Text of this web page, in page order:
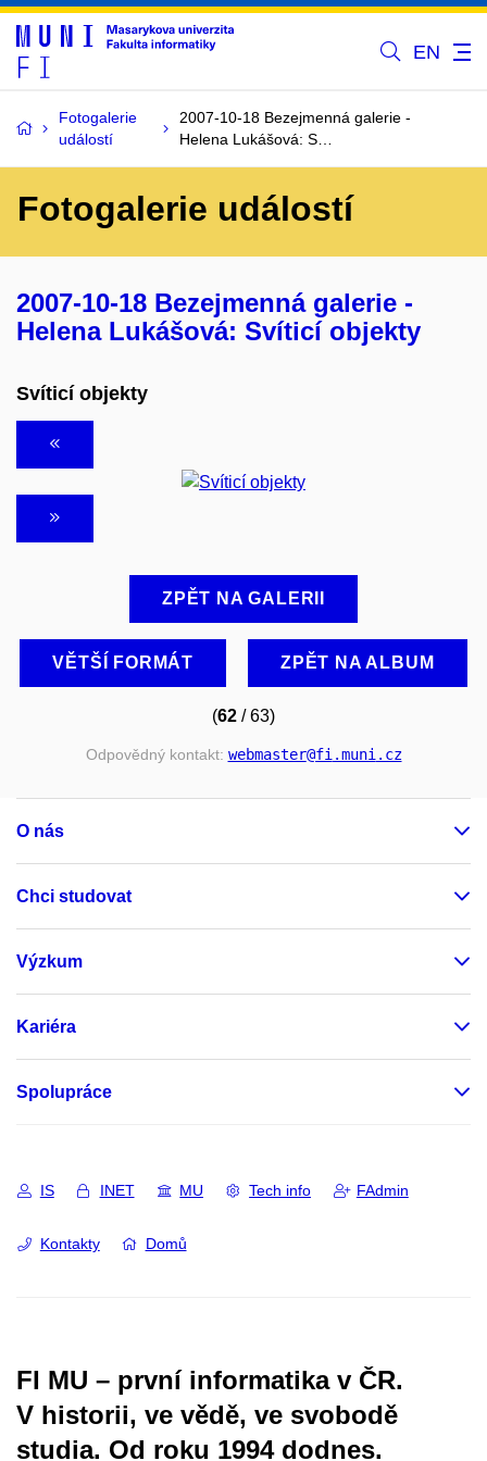
EN
Fotogalerie
událostí
2007-10-18 Bezejmenná galerie -
Helena Lukášová: S…
Fotogalerie událostí
2007-10-18 Bezejmenná galerie -
Helena Lukášová: Svíticí objekty
Svíticí objekty
ZPĚT NA GALERII
VĚTŠÍ FORMÁT ZPĚT NA ALBUM
(62 / 63)
Odpovědný kontakt: webmaster@fi.muni.cz
O nás
Chci studovat
Výzkum
Kariéra
Spolupráce
IS INET MU Tech info FAdmin
Kontakty Domů
FI MU – první informatika v ČR.
V historii, ve vědě, ve svobodě
studia. Od roku 1994 dodnes.